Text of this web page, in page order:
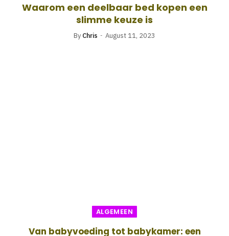
Waarom een deelbaar bed kopen een
slimme keuze is
By Chris August 11, 2023
ALGEMEEN
Van babyvoeding tot babykamer: een